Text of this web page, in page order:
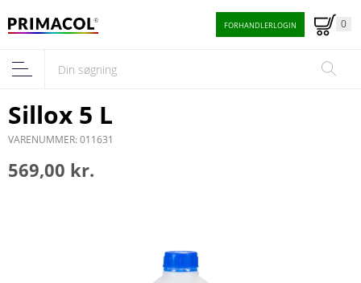
FORHANDLERLOGIN 0
Sillox 5 L
VARENUMMER: 011631
569,00 kr.